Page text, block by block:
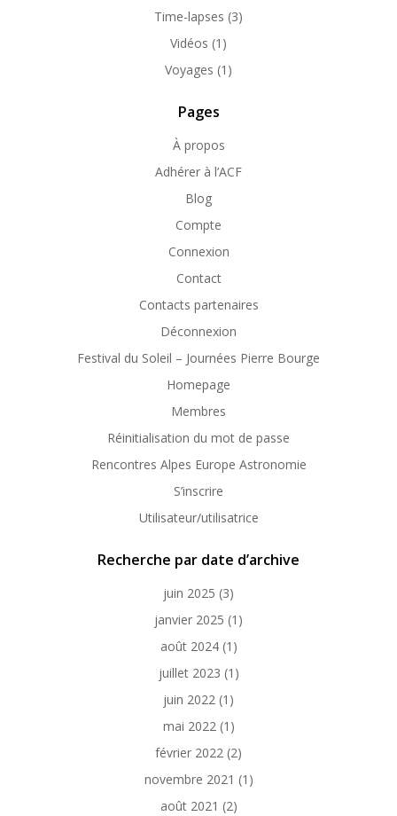
Time-lapses (3)
Vidéos (1)
Voyages (1)
Pages
À propos
Adhérer à l’ACF
Blog
Compte
Connexion
Contact
Contacts partenaires
Déconnexion
Festival du Soleil – Journées Pierre Bourge
Homepage
Membres
Réinitialisation du mot de passe
Rencontres Alpes Europe Astronomie
S’inscrire
Utilisateur/utilisatrice
Recherche par date d’archive
juin 2025 (3)
janvier 2025 (1)
août 2024(1)
juillet 2023 (1)
juin 2022 (1)
mai 2022(1)
février 2022 (2)
novembre 2021 (1)
août 2021 (2)